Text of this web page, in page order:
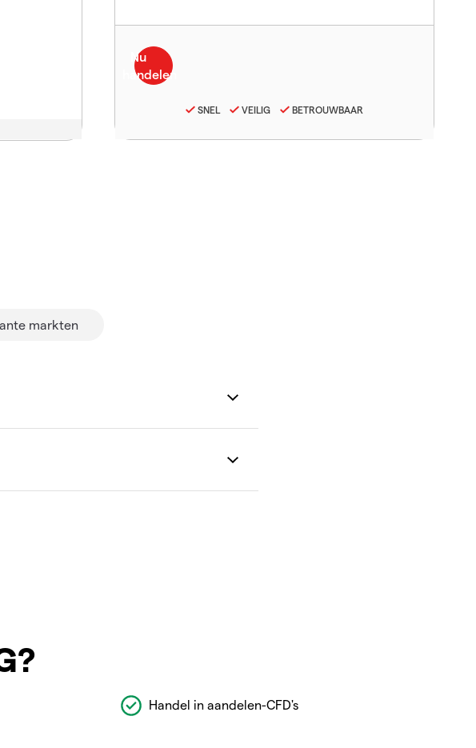
SNEL VEILIG BETROUWBAAR
markten
Handel in aandelen-CFD's